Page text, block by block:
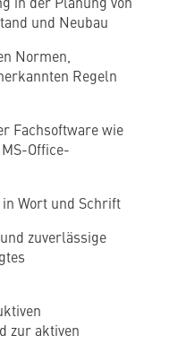
in der Planung von
und Neubau
Normen,
Regeln
Fachsoftware wie
Office-
Wort und Schrift
zuverlässige
zur aktiven